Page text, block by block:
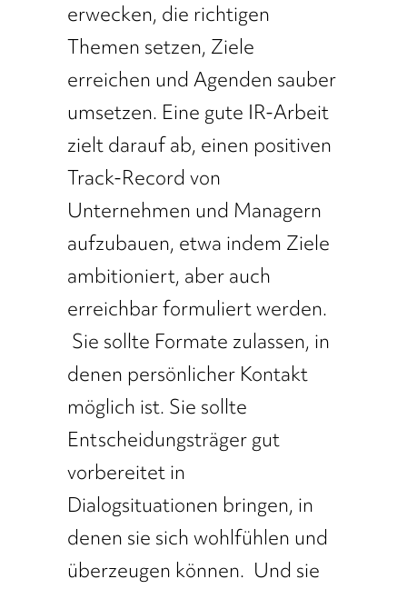
erwecken, die richtigen
Themen setzen, Ziele
erreichen und Agenden sauber
umsetzen. Eine gute IR-Arbeit
zielt darauf ab, einen positiven
Track-Record von
Unternehmen und Managern
aufzubauen, etwa indem Ziele
ambitioniert, aber auch
erreichbar formuliert werden.
Sie sollte Formate zulassen, in
denen persönlicher Kontakt
möglich ist. Sie sollte
Entscheidungsträger gut
vorbereitet in
Dialogsituationen bringen, in
denen sie sich wohlfühlen und
überzeugen können. Und sie